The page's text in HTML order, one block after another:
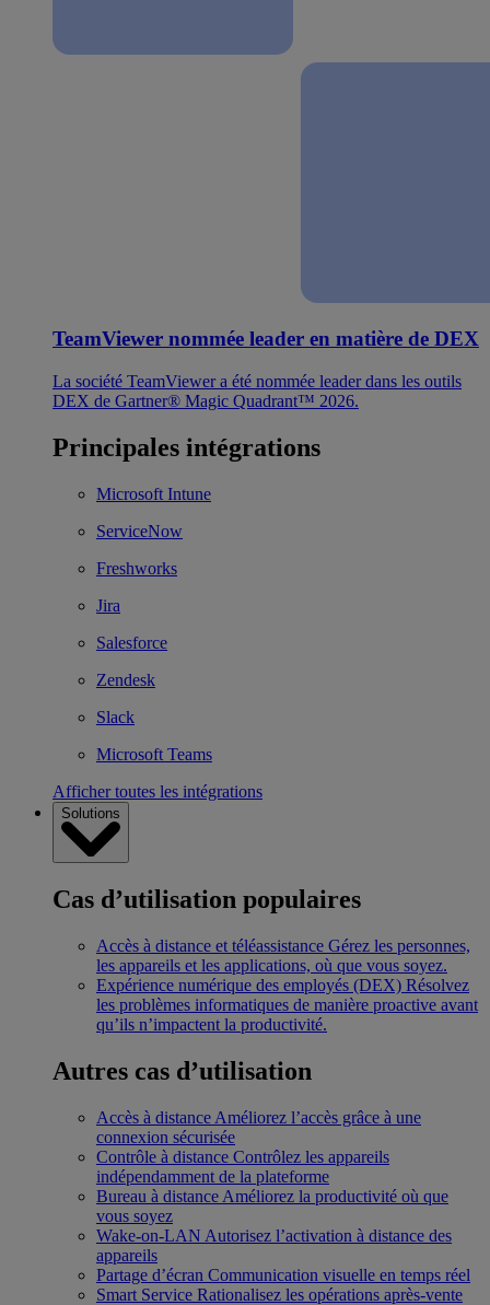
TeamViewer nommée leader en matière de DEX
La société TeamViewer a été nommée leader dans les outils
DEX de Gartner® Magic Quadrant™ 2026.
Principales intégrations
Microsoft Intune
ServiceNow
Freshworks
Jira
Salesforce
Zendesk
Slack
Microsoft Teams
Afficher toutes les intégrations
Solutions
Cas d’utilisation populaires
Accès à distance et téléassistance Gérez les personnes,
les appareils et les applications, où que vous soyez.
Expérience numérique des employés (DEX) Résolvez
les problèmes informatiques de manière proactive avant
qu’ils n’impactent la productivité.
Autres cas d’utilisation
Accès à distance Améliorez l’accès grâce à une
connexion sécurisée
Contrôle à distance Contrôlez les appareils
indépendamment de la plateforme
Bureau à distance Améliorez la productivité où que
vous soyez
Wake-on-LAN Autorisez l’activation à distance des
appareils
Partage d’écran Communication visuelle en temps réel
Smart Service Rationalisez les opérations après-vente